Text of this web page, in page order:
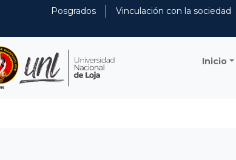
Posgrados Vinculación con la sociedad
Inicio